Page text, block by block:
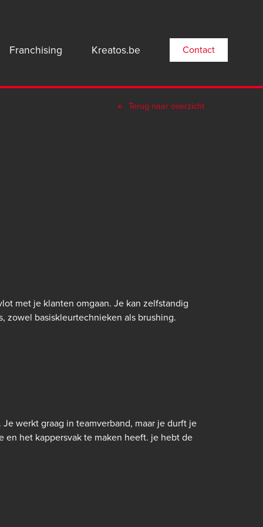
Franchising Kreatos.be Contact
Terug naar overzicht
met je klanten omgaan. Je kan zelfstandig
zowel basiskleurtechnieken als brushing.
werkt graag in teamverband, maar je durft je
het kappersvak te maken heeft. je hebt de